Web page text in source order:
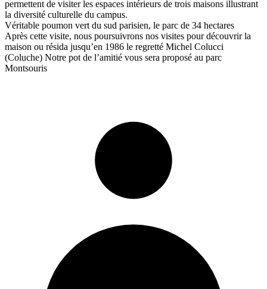
permettent de visiter les espaces intérieurs de trois maisons illustrant
la diversité culturelle du campus.
Véritable poumon vert du sud parisien, le parc de 34 hectares
Après cette visite, nous poursuivrons nos visites pour découvrir la
maison ou résida jusqu’en 1986 le regretté Michel Colucci
(Coluche) Notre pot de l’amitié vous sera proposé au parc
Montsouris